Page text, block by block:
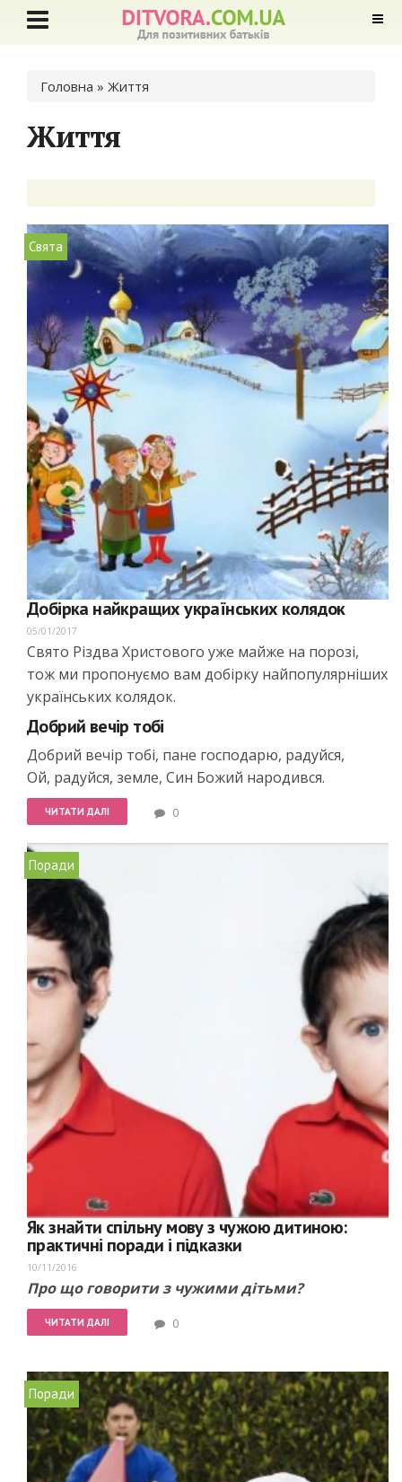
Ви є тут
Головна » Життя
Життя
Свята
Добірка найкращих українських колядок
05/01/2017
Свято Різдва Христового уже майже на порозі,
тож ми пропонуємо вам добірку найпопулярніших
українських колядок.
Добрий вечір тобі
Добрий вечір тобі, пане господарю, радуйся,
Ой, радуйся, земле, Син Божий народився.
ЧИТАТИ ДАЛІ 0
Поради
Як знайти спільну мову з чужою дитиною:
практичні поради і підказки
10/11/2016
Про що говорити з чужими дітьми?
ЧИТАТИ ДАЛІ 0
Поради